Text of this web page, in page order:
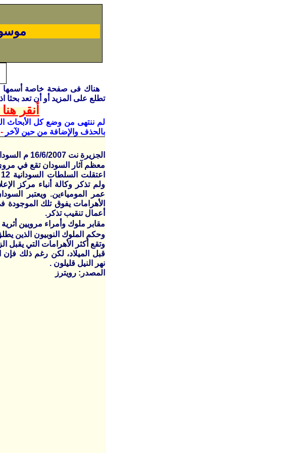
تطلع على المزيد أو أن تعد
أنقر
لم ننتهى من وضع كل الأبحاث
بالحذف والإضافة من حين لآخر
الجزيرة نت 16/6/2007 م
معظم آثار السودان تقع في
ولم تذكر وكالة أنباء مركز
عمر المومياءين. ويعتبر
الأهرامات يفوق تلك الموجودة
أعمال تنقيب تذكر.
مقابر ملوك وأمراء مرويين
قبل الميلاد، لكن رغم ذلك فإن
نهر النيل قليلون .
المصدر: رويترز